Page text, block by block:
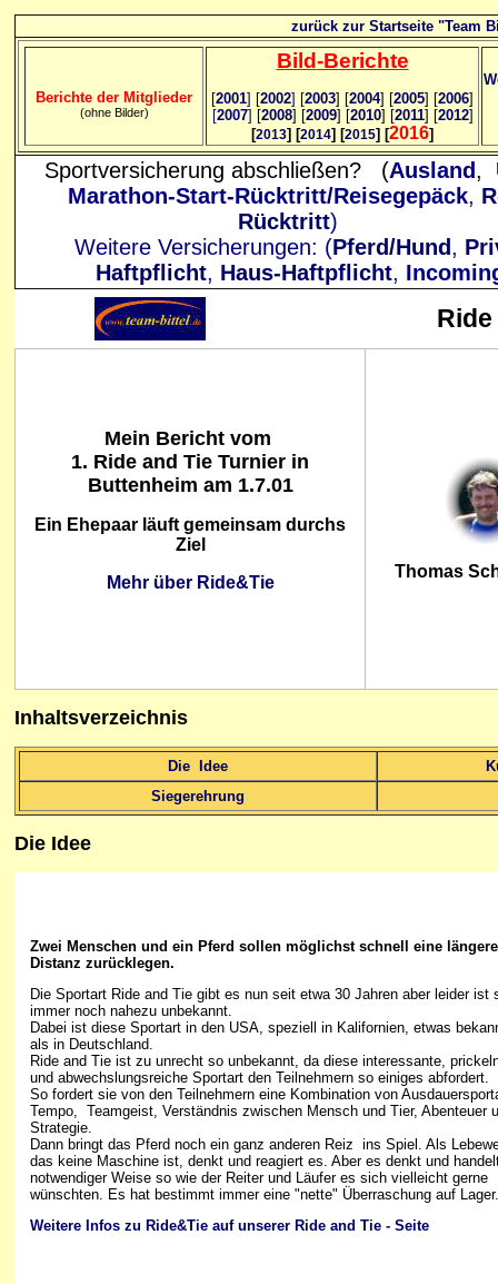
zurück zur Startseite "Team
Berichte der Mitglieder
(ohne Bilder)
Bild-Berichte
[2001] [2002] [2003] [2004] [2005] [2006]
[2007] [2008] [2009] [2010] [2011] [2012]
[2013] [2014] [2015] [2016]
Sportversicherung abschließen? (Ausland,
Marathon-Start-Rücktritt/Reisegepäck,
Rücktritt)
Weitere Versicherungen: (Pferd/Hund,
Haftpflicht, Haus-Haftpflicht,
Ride
Mein Bericht vom
1. Ride and Tie Turnier in
Buttenheim am 1.7.01
Ein Ehepaar läuft gemeinsam durchs
Ziel
Mehr über Ride&Tie
Thomas
Inhaltsverzeichnis
Die Idee
Siegerehrung
Die Idee
Zwei Menschen und ein Pferd sollen möglichst schnell eine längere
Distanz zurücklegen.
Die Sportart Ride and Tie gibt es nun seit etwa 30 Jahren aber leider ist
immer noch nahezu unbekannt.
Dabei ist diese Sportart in den USA, speziell in Kalifornien, etwas
als in Deutschland.
Ride and Tie ist zu unrecht so unbekannt, da diese interessante,
und abwechslungsreiche Sportart den Teilnehmern so einiges abfordert.
So fordert sie von den Teilnehmern eine Kombination von
Tempo, Teamgeist, Verständnis zwischen Mensch und Tier, Abenteuer
Strategie.
Dann bringt das Pferd noch ein ganz anderen Reiz ins Spiel. Als
das keine Maschine ist, denkt und reagiert es. Aber es denkt und
notwendiger Weise so wie der Reiter und Läufer es sich vielleicht gerne
wünschten. Es hat bestimmt immer eine "nette" Überraschung auf
Weitere Infos zu Ride&Tie auf unserer Ride and Tie - Seite